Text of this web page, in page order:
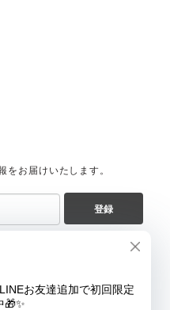
お届けいたします。
登録